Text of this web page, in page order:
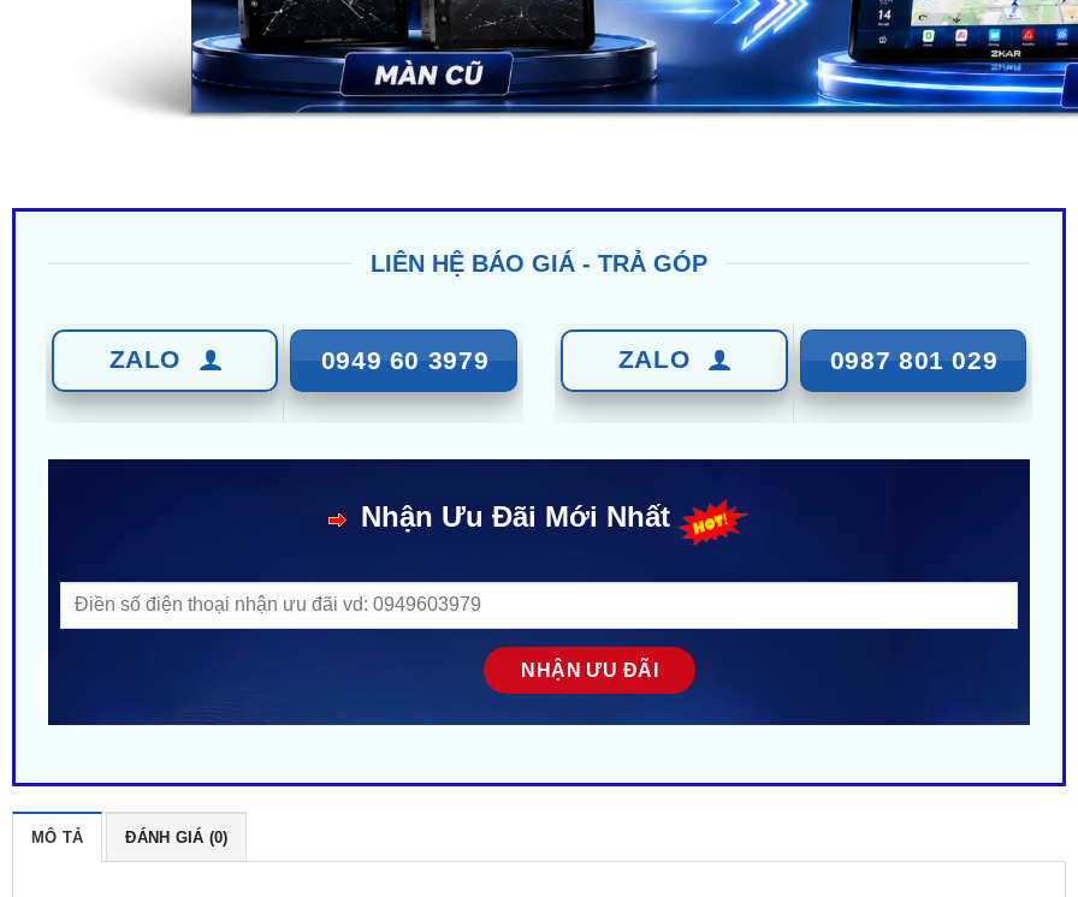
LIÊN HỆ BÁO GIÁ - TRẢ GÓP
ZALO 0949 60 3979 ZALO 0987 801 029
Nhận Ưu Đãi Mới Nhất
MÔ TẢ ĐÁNH GIÁ (0)